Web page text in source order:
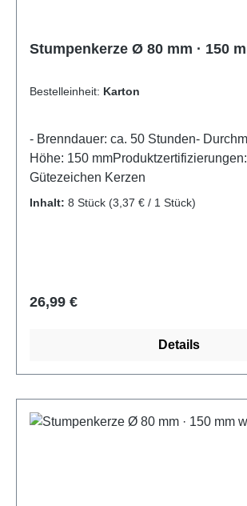
Stumpenkerze Ø 80 mm · 150
Bestelleinheit: Karton
- Brenndauer: ca. 50 Stunden-
Höhe: 150
Gütezeichen Kerzen
Inhalt: 8 Stück (3,37 € / 1 Stück)
Regulärer Preis:
26,99 €
Details